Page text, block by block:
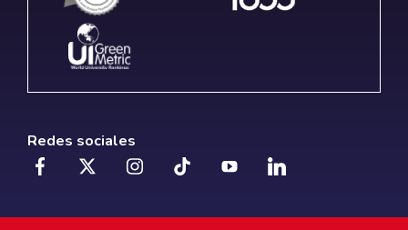
Redes sociales